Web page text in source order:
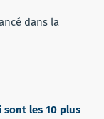
dans la
sont les 10 plus